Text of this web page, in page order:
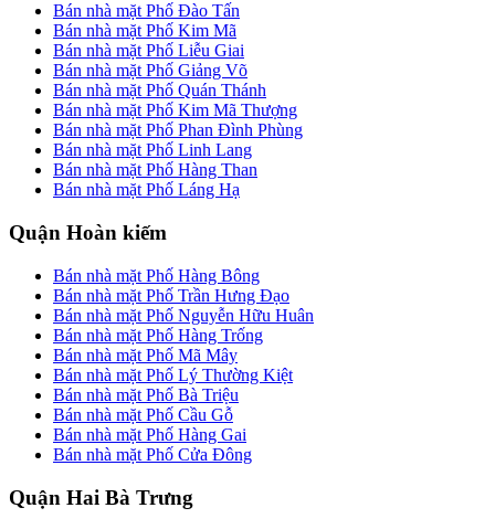
Bán nhà mặt Phố Đào Tấn
Bán nhà mặt Phố Kim Mã
Bán nhà mặt Phố Liễu Giai
Bán nhà mặt Phố Giảng Võ
Bán nhà mặt Phố Quán Thánh
Bán nhà mặt Phố Kim Mã Thượng
Bán nhà mặt Phố Phan Đình Phùng
Bán nhà mặt Phố Linh Lang
Bán nhà mặt Phố Hàng Than
Bán nhà mặt Phố Láng Hạ
Quận Hoàn kiếm
Bán nhà mặt Phố Hàng Bông
Bán nhà mặt Phố Trần Hưng Đạo
Bán nhà mặt Phố Nguyễn Hữu Huân
Bán nhà mặt Phố Hàng Trống
Bán nhà mặt Phố Mã Mây
Bán nhà mặt Phố Lý Thường Kiệt
Bán nhà mặt Phố Bà Triệu
Bán nhà mặt Phố Cầu Gỗ
Bán nhà mặt Phố Hàng Gai
Bán nhà mặt Phố Cửa Đông
Quận Hai Bà Trưng